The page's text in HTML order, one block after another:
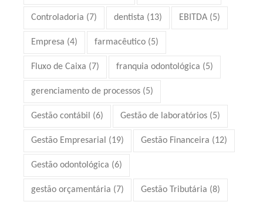
Controladoria (7) dentista (13) EBITDA (5)
Empresa (4) farmacêutico (5)
Fluxo de Caixa (7) franquia odontológica (5)
gerenciamento de processos (5)
Gestão contábil (6) Gestão de laboratórios (5)
Gestão Empresarial (19) Gestão Financeira (12)
Gestão odontológica (6)
gestão orçamentária (7) Gestão Tributária (8)